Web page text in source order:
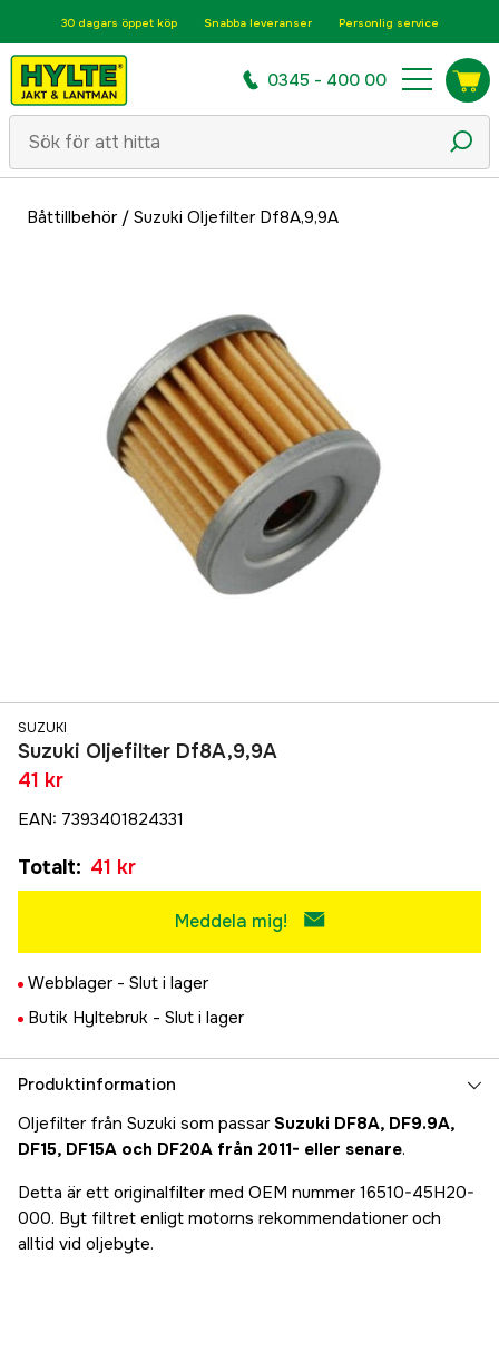
30 dagars öppet köp Snabba leveranser Personlig service
0345 - 400 00
Båttillbehör/ Suzuki Oljefilter Df8A,9,9A
SUZUKI
Suzuki Oljefilter Df8A,9,9A
41 kr
EAN: 7393401824331
Totalt: 41 kr
Meddela mig!
Webblager - Slut i lager
Butik Hyltebruk - Slut i lager
Produktinformation
Oljefilter från Suzuki som passarSuzuki DF8A, DF9.9A,
DF15, DF15A och DF20A från 2011- eller senare.
Detta är ett originalfilter med OEM nummer 16510-45H20-
000. Byt filtret enligt motorns rekommendationer och
alltid vid oljebyte.